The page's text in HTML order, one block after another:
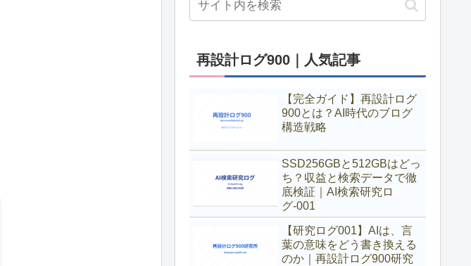
再設計ログ900｜人気記事
【完全ガイド】再設計ログ
900とは？AI時代のブログ
構造戦略
SSD256GBと512GBはどっ
ち？収益と検索データで徹
底検証｜AI検索研究ロ
グ-001
【研究ログ001】AIは、言
葉の意味をどう書き換える
のか｜再設計ログ900研究